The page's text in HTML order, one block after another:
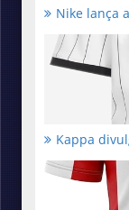
Nike lança
Kappa